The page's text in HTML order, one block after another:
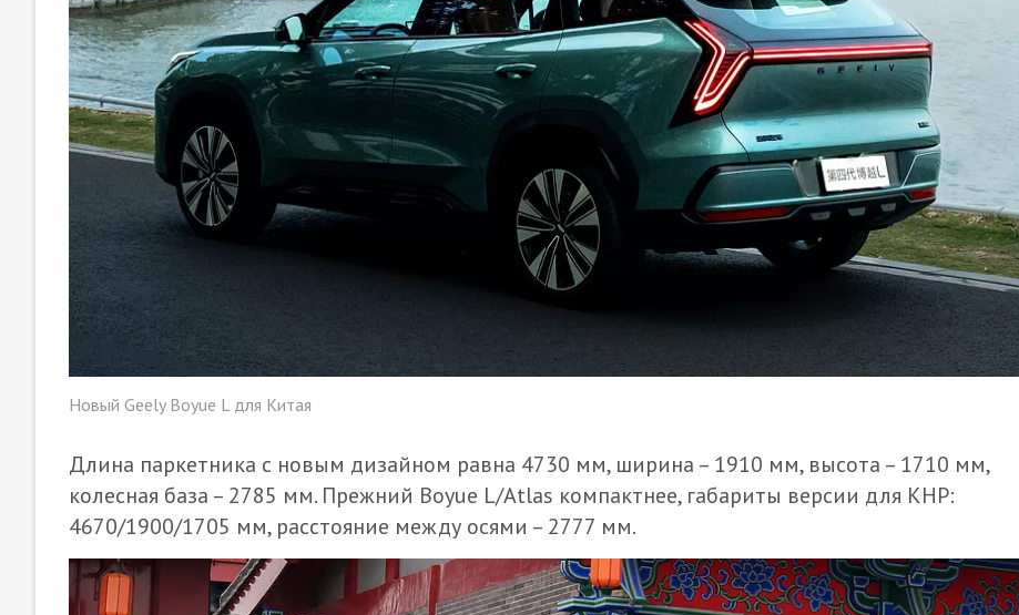
Новый Geely Boyue L для Китая
Длина паркетника с новым дизайном равна 4730 мм, ширина – 1910 мм, высота – 1710 мм,
колесная база – 2785 мм. Прежний Boyue L/Atlas компактнее, габариты версии для КНР:
4670/1900/1705 мм, расстояние между осями – 2777 мм.